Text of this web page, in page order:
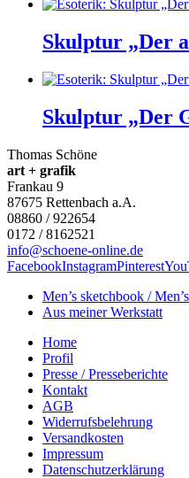
Skulptur „Der
Skulptur „Der
Thomas Schöne
art + grafik
Frankau 9
87675 Rettenbach a.A.
08860 / 922654
0172 / 8162521
info@schoene-online.de
FacebookInstagramPinterest
Men’s sketchbook /
Aus meiner Werkstatt
Home
Profil
Presse / Presseberichte
Kontakt
AGB
Widerrufsbelehrung
Versandkosten
Impressum
Datenschutzerklärung